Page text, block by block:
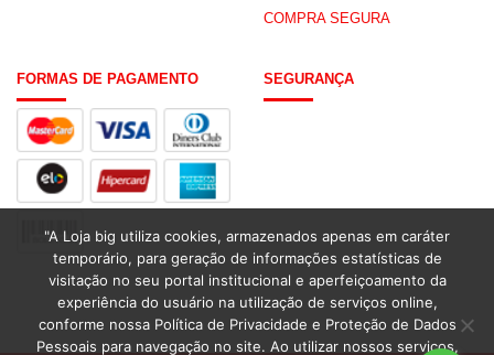
COMPRA SEGURA
FORMAS DE PAGAMENTO SEGURANÇA
"A Loja big utiliza cookies, armazenados apenas em caráter
temporário, para geração de informações estatísticas de
visitação no seu portal institucional e aperfeiçoamento da
experiência do usuário na utilização de serviços online,
conforme nossa Política de Privacidade e Proteção de Dados
Pessoais para navegação no site. Ao utilizar nossos serviços,